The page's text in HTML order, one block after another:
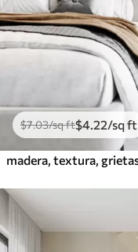
$7.03/sq ft$4.22/sq ft